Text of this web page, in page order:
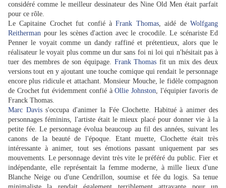
considéré comme le meilleur dessinateur des Nine Old Men était parfait
pour ce rôle.
Le Capitaine Crochet fut confié àFrank Thomas, aidé deWolfgang
Reitherman pour les scènes d'action avec le crocodile. Le scénariste Ed
Penner le voyait comme un dandy raffiné et prétentieux, alors que le
réalisateur le voyait plus comme un dur sans foi ni loi qui n'hésitait pas à
tuer des membres de son équipage. Frank Thomas fit un mix des deux
versions tout en y ajoutant une touche comique qui rendait le personnage
encore plus ridicule et attachant. Monsieur Mouche, le fidèle compagnon
de Crochet fut évidemment confié àOllie Johnston, l'équipier favoris de
Franck Thomas.
Marc Daviss'occupa d'animer la Fée Clochette. Habitué à animer des
personnages féminins, l'artiste était le mieux placé pour donner vie à la
petite fée. Le personnage évolua beaucoup au fil des années, suivant les
canons de la beauté de l'époque. Etant muette, Clochette était très
intéressante à animer, tout ses émotions passant uniquement par ses
mouvements. Le personnage devint très vite le préféré du public. Fier et
indépendante, elle représentait la femme moderne, à mille lieux d'une
Blanche Neige ou d'une Cendrillon, soumise et fée du logis. Sa tenue